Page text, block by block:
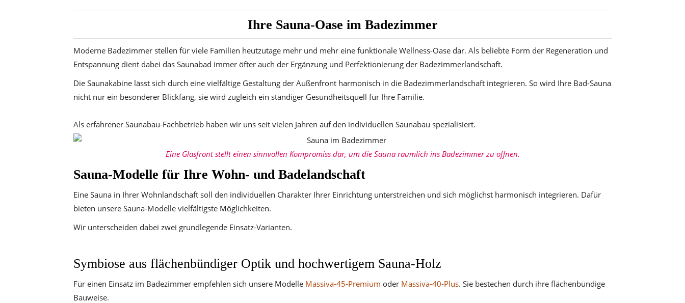
Ihre Sauna-Oase im Badezimmer
Moderne Badezimmer stellen für viele Familien heutzutage mehr und mehr eine funktionale Wellness-Oase dar. Als beliebte Form der Regeneration und
Entspannung dient dabei das Saunabad immer öfter auch der Ergänzung und Perfektionierung der Badezimmerlandschaft.
Die Saunakabine lässt sich durch eine vielfältige Gestaltung der Außenfront harmonisch in die Badezimmerlandschaft integrieren. So wird Ihre Bad-Sauna
nicht nur ein besonderer Blickfang, sie wird zugleich ein ständiger Gesundheitsquell für Ihre Familie.
Als erfahrener Saunabau-Fachbetrieb haben wir uns seit vielen Jahren auf den individuellen Saunabau spezialisiert.
Eine Glasfront stellt einen sinnvollen Kompromiss dar, um die Sauna räumlich ins Badezimmer zu öffnen.
Sauna-Modelle für Ihre Wohn- und Badelandschaft
Eine Sauna in Ihrer Wohnlandschaft soll den individuellen Charakter Ihrer Einrichtung unterstreichen und sich möglichst harmonisch integrieren. Dafür
bieten unsere Sauna-Modelle vielfältigste Möglichkeiten.
Wir unterscheiden dabei zwei grundlegende Einsatz-Varianten.
Symbiose aus flächenbündiger Optik und hochwertigem Sauna-Holz
Für einen Einsatz im Badezimmer empfehlen sich unsere Modelle Massiva-45-Premium oder Massiva-40-Plus. Sie bestechen durch ihre flächenbündige
Bauweise.